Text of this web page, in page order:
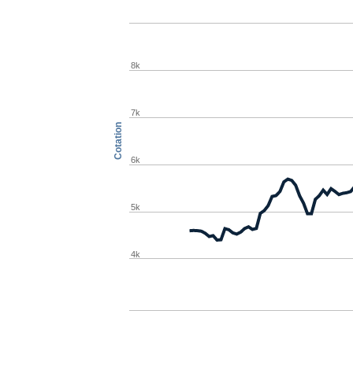
Cotation
4k
5k
6k
7k
8k